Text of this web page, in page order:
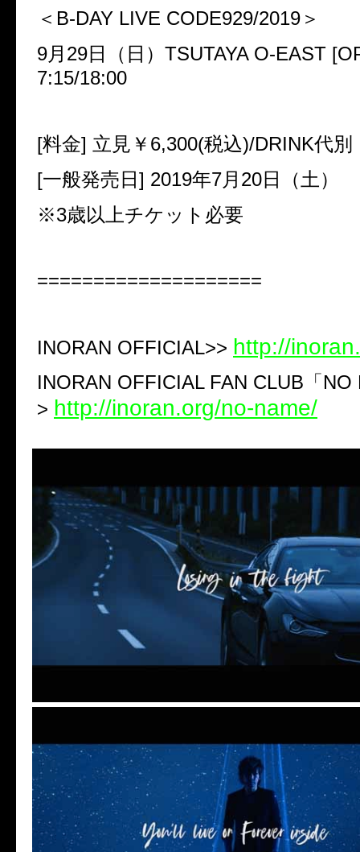
＜ B-DAY LIVE CODE929/2019 ＞
9月 29日（日） TSUTAYA O-EAST
7:15/18:00
[料金] 立見￥ 6,300(税込)/DRINK代別
[一般発売日 ] 2019年7月 20日（土）
※3歳以上チケット必要
====================
INORAN OFFICIAL>> http://
INORAN OFFICIAL FAN CLUB 「 NO
> http://inoran.org/no-name/